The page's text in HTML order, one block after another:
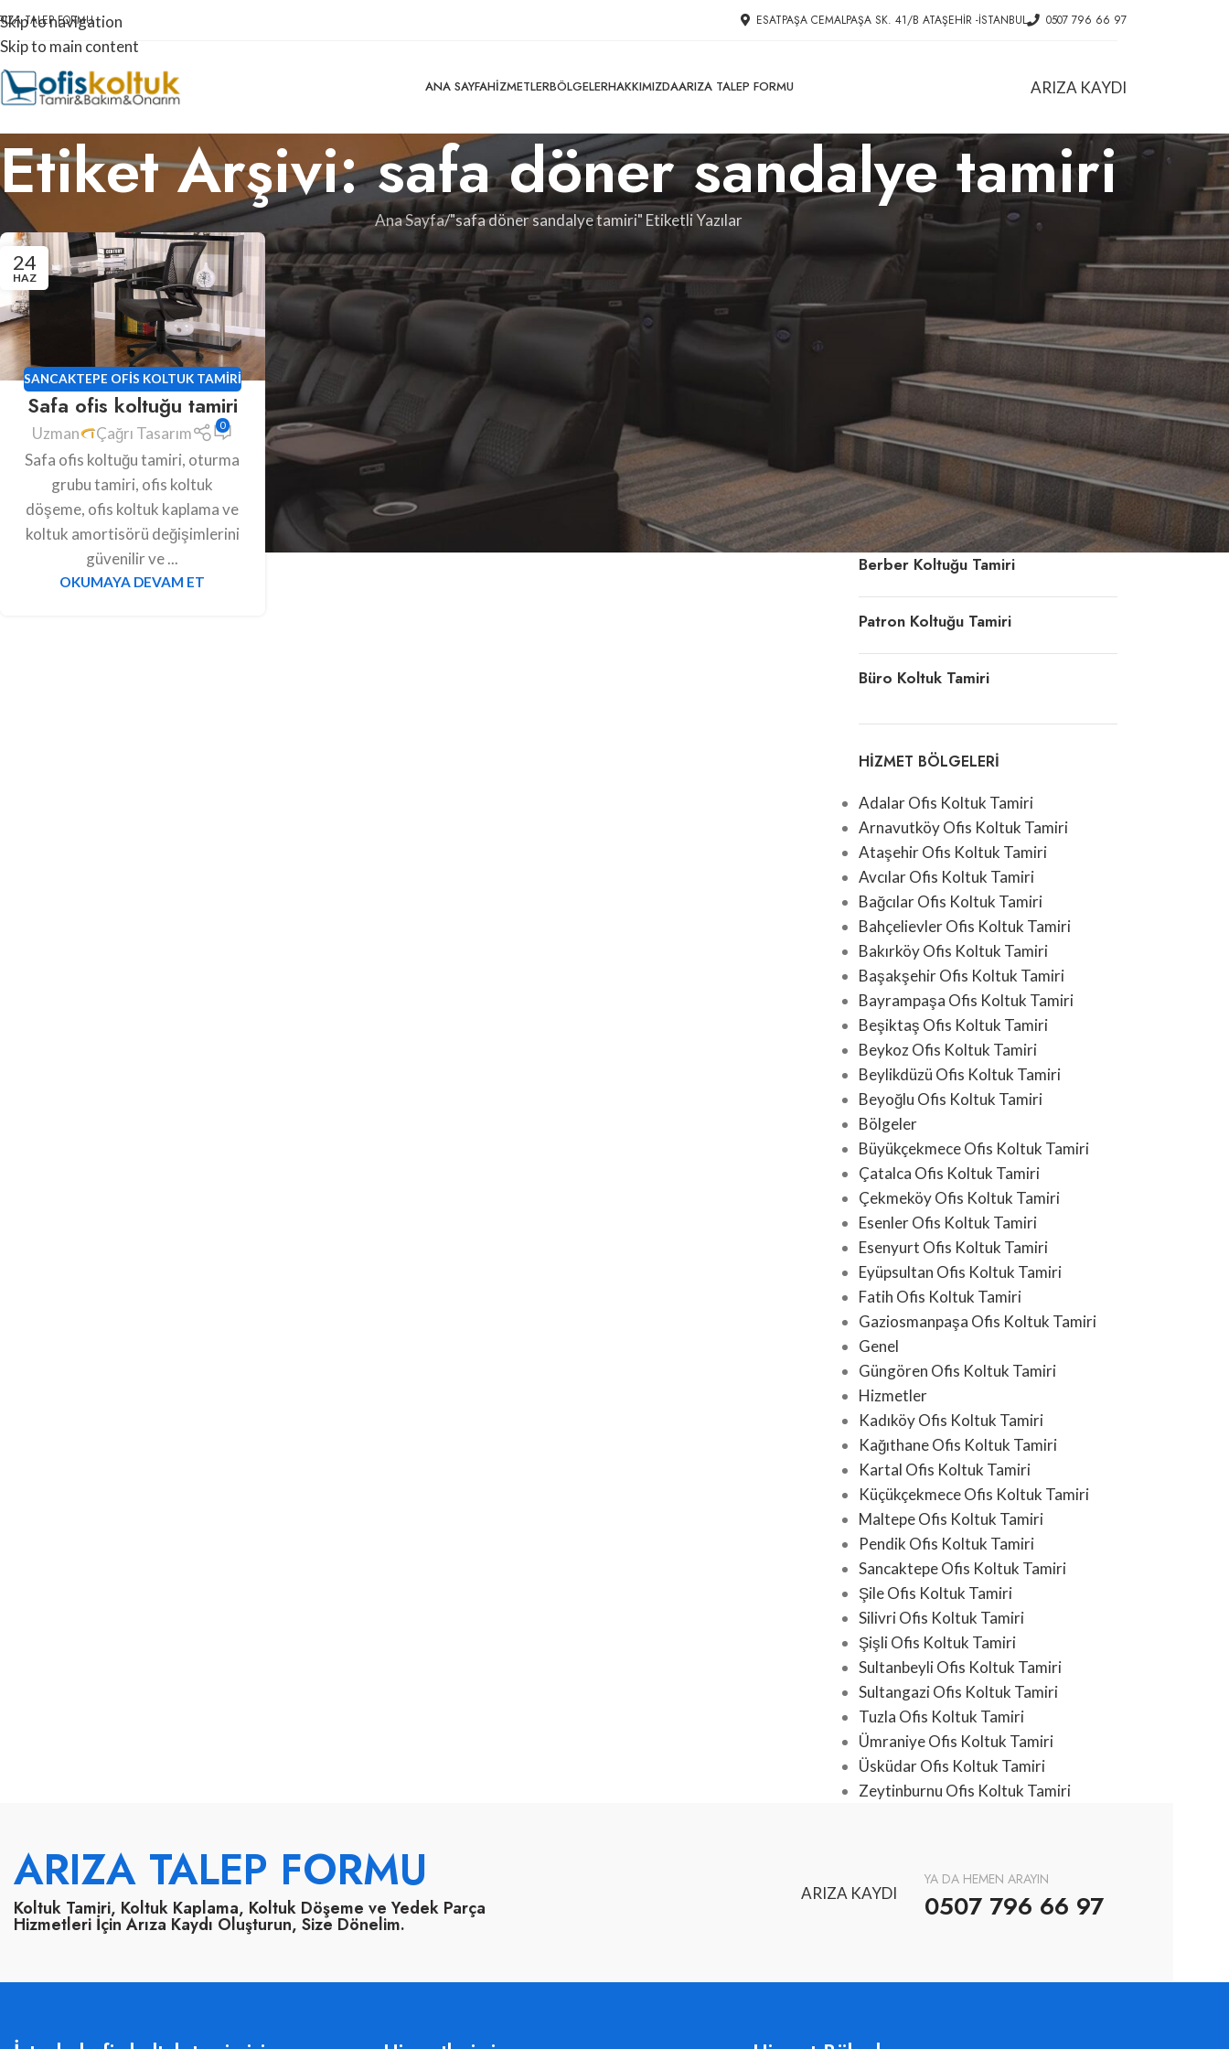
Skip to navigation
Skip to main content
TALEP FORMU ESATPAŞA CEMALPAŞA SK. 41/B ATAŞEHIR -İSTANBUL 0507 796 66 97
ANA SAYFAHIZMETLERBÖLGELERHAKKIMIZDAARIZA TALEP FORMU ARIZA KAYDI
Etiket Arşivi: safa döner sandalye tamiri
Ana Sayfa "safa döner sandalye tamiri" Etiketli Yazılar
24
HAZ
SANCAKTEPE OFIS KOLTUK TAMIRI
Safa ofis koltuğu tamiri
Uzman Çağrı Tasarım 0
Safa ofis koltuğu tamiri, oturma
grubu tamiri, ofis koltuk
döşeme, ofis koltuk kaplama ve
koltuk amortisörü değişimlerini
güvenilir ve ...
OKUMAYA DEVAM ET
HIZMETLER
Ofis Koltuk Tamiri
Konferans Koltuğu Tamiri
Döner Sandalye Tamiri
Ofis Koltuk Döşeme
Deri Koltuk Tamiri
Berber Koltuğu Tamiri
Patron Koltuğu Tamiri
Büro Koltuk Tamiri
HIZMET BÖLGELERI
Adalar Ofis Koltuk Tamiri
Arnavutköy Ofis Koltuk Tamiri
Ataşehir Ofis Koltuk Tamiri
Avcılar Ofis Koltuk Tamiri
Bağcılar Ofis Koltuk Tamiri
Bahçelievler Ofis Koltuk Tamiri
Bakırköy Ofis Koltuk Tamiri
Başakşehir Ofis Koltuk Tamiri
Bayrampaşa Ofis Koltuk Tamiri
Beşiktaş Ofis Koltuk Tamiri
Beykoz Ofis Koltuk Tamiri
Beylikdüzü Ofis Koltuk Tamiri
Beyoğlu Ofis Koltuk Tamiri
Bölgeler
Büyükçekmece Ofis Koltuk Tamiri
Çatalca Ofis Koltuk Tamiri
Çekmeköy Ofis Koltuk Tamiri
Esenler Ofis Koltuk Tamiri
Esenyurt Ofis Koltuk Tamiri
Eyüpsultan Ofis Koltuk Tamiri
Fatih Ofis Koltuk Tamiri
Gaziosmanpaşa Ofis Koltuk Tamiri
Genel
Güngören Ofis Koltuk Tamiri
Hizmetler
Kadıköy Ofis Koltuk Tamiri
Kağıthane Ofis Koltuk Tamiri
Kartal Ofis Koltuk Tamiri
Küçükçekmece Ofis Koltuk Tamiri
Maltepe Ofis Koltuk Tamiri
Pendik Ofis Koltuk Tamiri
Sancaktepe Ofis Koltuk Tamiri
Şile Ofis Koltuk Tamiri
Silivri Ofis Koltuk Tamiri
Şişli Ofis Koltuk Tamiri
Sultanbeyli Ofis Koltuk Tamiri
Sultangazi Ofis Koltuk Tamiri
Tuzla Ofis Koltuk Tamiri
Ümraniye Ofis Koltuk Tamiri
Üsküdar Ofis Koltuk Tamiri
Zeytinburnu Ofis Koltuk Tamiri
ARIZA TALEP FORMU
Koltuk Tamiri, Koltuk Kaplama, Koltuk Döşeme ve Yedek Parça
Hizmetleri İçin Arıza Kaydı Oluşturun, Size Dönelim.
ARIZA KAYDI
YA DA HEMEN ARAYIN
0507 796 66 97